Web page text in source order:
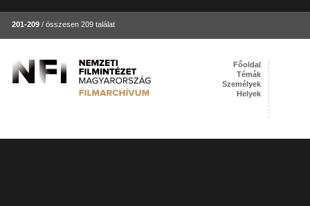
201-209 / összesen 209 találat
Főoldal
Témák
Személyek
Helyek